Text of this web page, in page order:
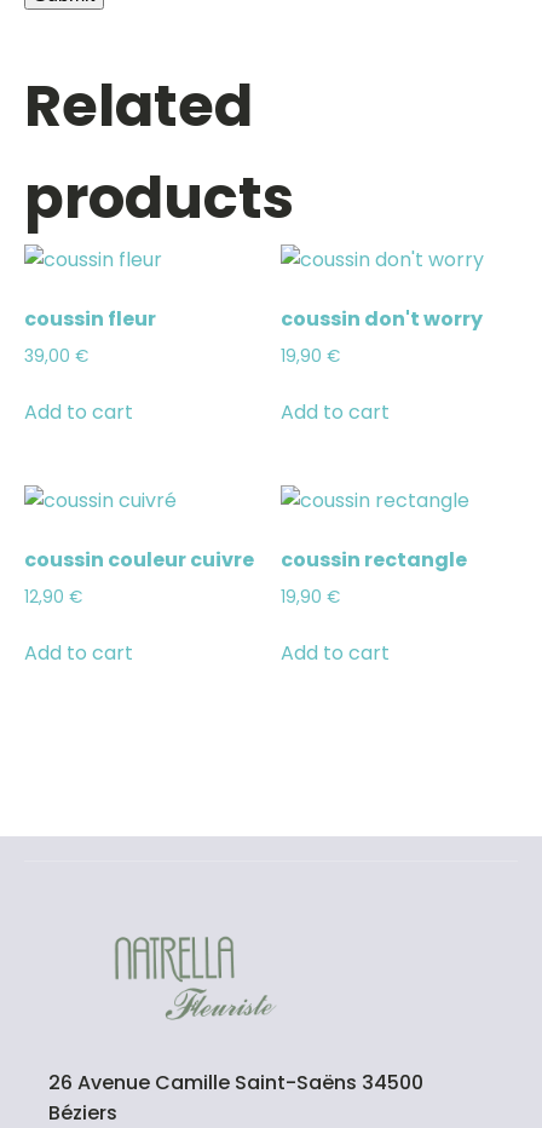
Related
products
coussin fleur
39,00 €
Add to cart
coussin don't worry
19,90€
Add to cart
coussin couleur cuivre
12,90 €
Add to cart
coussin rectangle
19,90€
Add to cart
26 Avenue Camille Saint-Saëns 34500
Béziers